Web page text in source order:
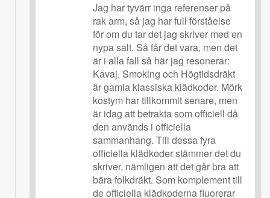
Jag har tyvärr inga referenser på
rak arm, så jag har full förståelse
för om du tar det jag skriver med en
nypa salt. Så får det vara, men det
är i alla fall så här jag resonerar:
Kavaj, Smoking och Högtidsdräkt
är gamla klassiska klädkoder. Mörk
kostym har tillkommit senare, men
är idag att betrakta som officiell då
den används i officiella
sammanhang. Till dessa fyra
officiella klädkoder stämmer det du
skriver, nämligen att det går bra att
bära folkdräkt. Som komplement till
de officiella klädkoderna fluorerar